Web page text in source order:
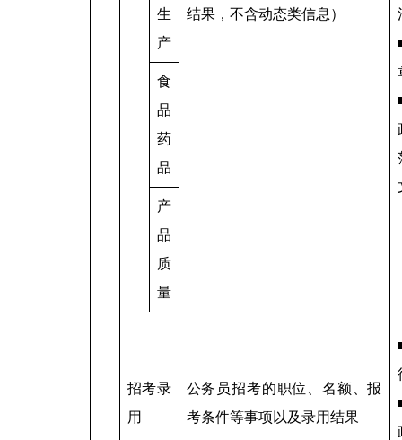
结果，不含动态类信息）
生
产
食
品
药
品
产
品
质
量
招考录
用
公务员招考的职位、名额、报
考条件等事项以及录用结果